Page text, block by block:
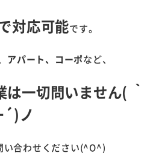
対応可能です。
アパート、コーポなど、
一切問いません( ｀
´)ノ
い合わせください(^O^)